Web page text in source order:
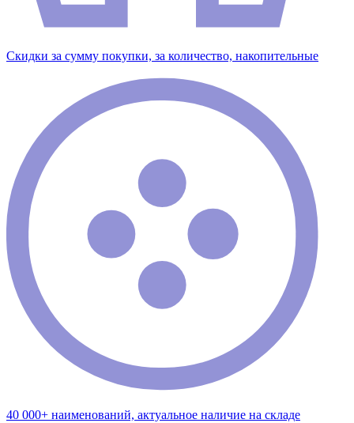
Скидки за сумму покупки, за количество, накопительные
40 000+ наименований, актуальное наличие на складе